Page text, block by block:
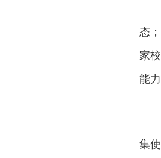
为
态
家
能力
此
集